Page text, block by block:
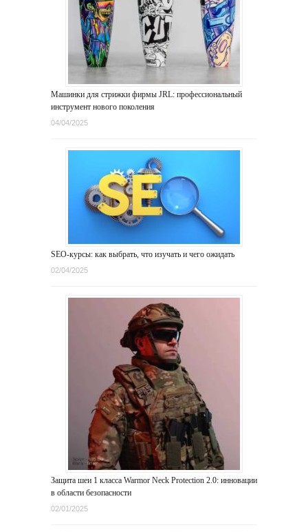
Машинки для стрижки фирмы JRL: профессиональный
инструмент нового поколения
04/04/2025
SEO-курсы: как выбрать, что изучать и чего ожидать
02/04/2025
Защита шеи 1 класса Warmor Neck Protection 2.0: инновации
в области безопасности
02/01/2025